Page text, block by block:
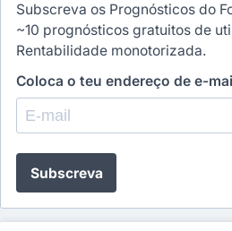
Subscreva os Prognósticos do
~10 prognósticos gratuitos de
Rentabilidade monotorizada.
Coloca o teu endereço de e-
Subscreva